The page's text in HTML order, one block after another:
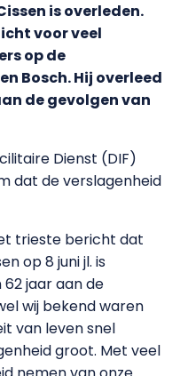
is overleden.
voor veel
op de
Bosch. Hij overleed
de gevolgen van
Dienst (DIF)
dat de verslagenheid
trieste bericht dat
op 8 juni jl. is
jaar aan de
wij bekend waren
van leven snel
groot. Met veel